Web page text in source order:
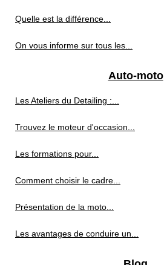
Quelle est la différence...
On vous informe sur tous les...
Auto-moto
Les Ateliers du Detailing :...
Trouvez le moteur d'occasion...
Les formations pour...
Comment choisir le cadre...
Présentation de la moto...
Les avantages de conduire un...